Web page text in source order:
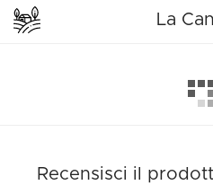
La
Recensisci il